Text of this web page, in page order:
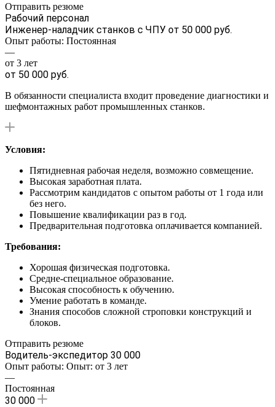
Отправить резюме
Рабочий персонал
Инженер-наладчик станков с ЧПУ от 50 000 руб.
Опыт работы: Постоянная
—
от 3 лет
от 50 000 руб.
В обязанности специалиста входит проведение диагностики и
шефмонтажных работ промышленных станков.
Условия:
Пятидневная рабочая неделя, возможно совмещение.
Высокая заработная плата.
Рассмотрим кандидатов с опытом работы от 1 года или
без него.
Повышение квалификации раз в год.
Предварительная подготовка оплачивается компанией.
Требования:
Хорошая физическая подготовка.
Средне-специальное образование.
Высокая способность к обучению.
Умение работать в команде.
Знания способов сложной строповки конструкций и
блоков.
Отправить резюме
Водитель-экспедитор 30 000
Опыт работы: Опыт: от 3 лет
—
Постоянная
30 000